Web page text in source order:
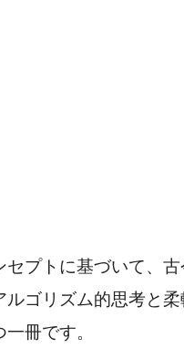
プトに基づいて、古
ゴリズム的思考と
冊です。